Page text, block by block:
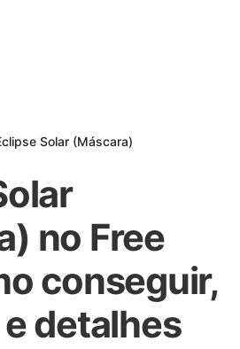
Solar (Máscara)
no Free
conseguir,
detalhes